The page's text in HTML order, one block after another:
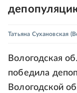
Татьяна Сухановская
Вологодская
победила
Вологодской